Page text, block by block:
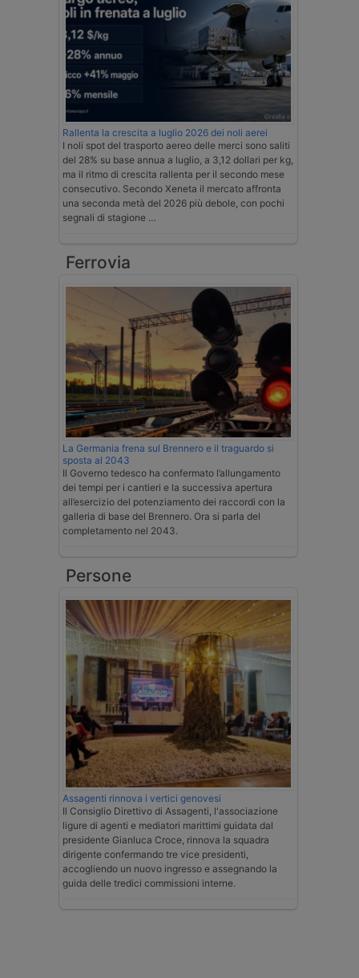
Rallenta la crescita a luglio 2026 dei noli aerei
I noli spot del trasporto aereo delle merci sono saliti
del 28% su base annua a luglio, a 3,12 dollari per kg,
ma il ritmo di crescita rallenta per il secondo mese
consecutivo. Secondo Xeneta il mercato affronta
una seconda metà del 2026 più debole, con pochi
segnali di stagione …
Ferrovia
La Germania frena sul Brennero e il traguardo si
sposta al 2043
Il Governo tedesco ha confermato l’allungamento
dei tempi per i cantieri e la successiva apertura
all’esercizio del potenziamento dei raccordi con la
galleria di base del Brennero. Ora si parla del
completamento nel 2043.
Persone
Assagenti rinnova i vertici genovesi
Il Consiglio Direttivo di Assagenti, l'associazione
ligure di agenti e mediatori marittimi guidata dal
presidente Gianluca Croce, rinnova la squadra
dirigente confermando tre vice presidenti,
accogliendo un nuovo ingresso e assegnando la
guida delle tredici commissioni interne.